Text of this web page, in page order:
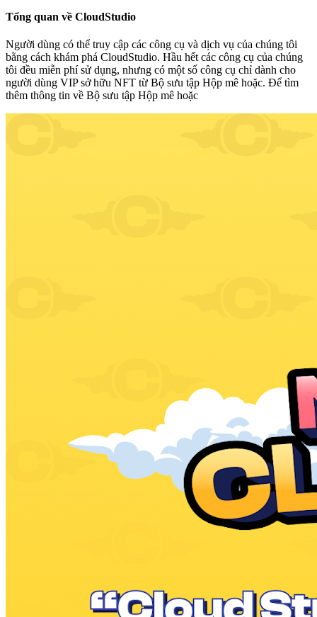
Tổng quan về CloudStudio​
Người dùng có thể truy cập các công cụ và dịch vụ của chúng tôi
bằng cách khám phá CloudStudio. Hầu hết các công cụ của chúng
tôi đều miễn phí sử dụng, nhưng có một số công cụ chỉ dành cho
người dùng VIP sở hữu NFT từ Bộ sưu tập Hộp mê hoặc. Để tìm
thêm thông tin về Bộ sưu tập Hộp mê hoặc